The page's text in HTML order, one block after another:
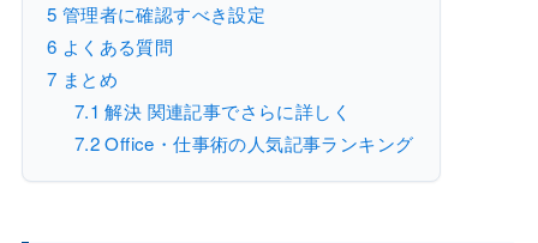
5 管理者に確認すべき設定
6 よくある質問
7 まとめ
7.1 解決 関連記事でさらに詳しく
7.2Office・仕事術の人気記事ランキング